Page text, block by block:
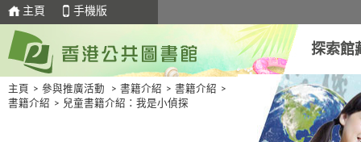
主頁 手機版
探索館
主頁 > 參與推廣活動 > 書籍介紹 > 書籍介紹 >
書籍介紹 > 兒童書籍介紹：我是小偵探